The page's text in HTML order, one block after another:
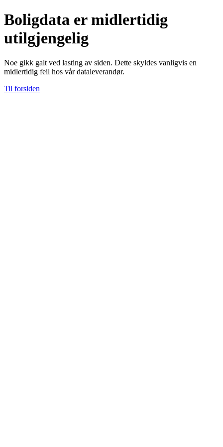
Boligdata er midlertidig
utilgjengelig
Noe gikk galt ved lasting av siden. Dette skyldes vanligvis en
midlertidig feil hos vår dataleverandør.
Til forsiden